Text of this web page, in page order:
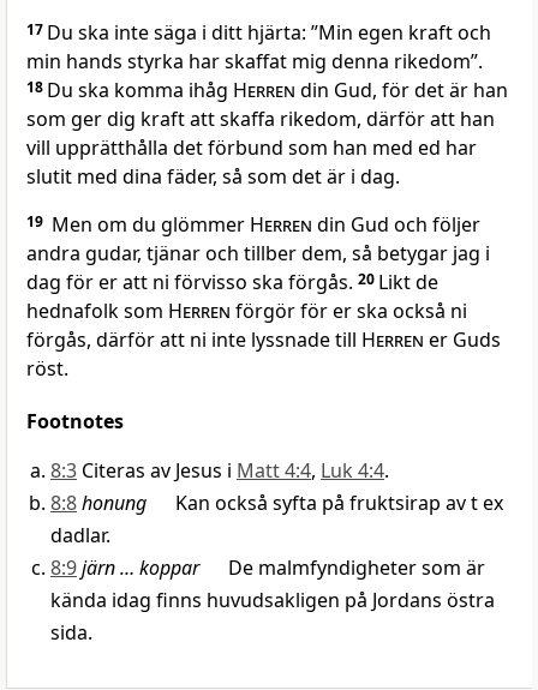
17 Du ska inte säga i ditt hjärta: ”Min egen kraft och
min hands styrka har skaffat mig denna rikedom”.
18 Du ska komma ihåg Herren din Gud, för det är han
som ger dig kraft att skaffa rikedom, därför att han
vill upprätthålla det förbund som han med ed har
slutit med dina fäder, så som det är i dag.
19 Men om du glömmer Herren din Gud och följer
andra gudar, tjänar och tillber dem, så betygar jag i
dag för er att ni förvisso ska förgås. 20 Likt de
hednafolk som Herren förgör för er ska också ni
förgås, därför att ni inte lyssnade till Herren er Guds
röst.
Footnotes
8:3 Citeras av Jesus i Matt 4:4, Luk 4:4.
8:8honung Kan också syfta på fruktsirap av t ex
dadlar.
8:9järn … kopparDe malmfyndigheter som är
kända idag finns huvudsakligen på Jordans östra
sida.